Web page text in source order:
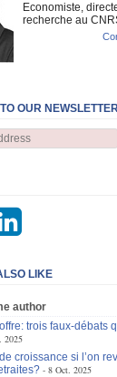
Economiste,
recherche au
OUR
LIKE
author
trois faux-débats
2025
croissance si l’on
8 Oct. 2025